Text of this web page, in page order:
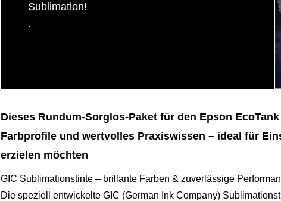
Sublimation!
.
Dieses Rundum-Sorglos-Paket für den Epson
Farbprofile und wertvolles Praxiswissen – ideal für
erzielen möchten
GIC Sublimationstinte – brillante Farben & zuverlässige
Die speziell entwickelte GIC (German Ink Company)